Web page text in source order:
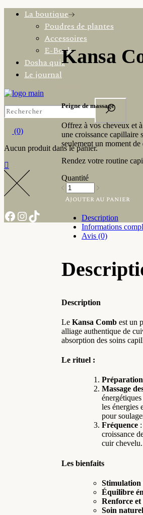
La boutique
Poudres de plantes
Accessoires
E-Book
Dosha quiz
Le journal
(0)
Aucun produit dans le panier.
Kansa
Peigne de massage
Offrez à vos cheveux et
une croissance capillaire
seulement un moment
Rendez votre routine
Quantité
Ajouter au panier
Description
Informations
Avis (0)
Description
Le Kansa Comb est un
alliage authentique de
absorption des soins
Le rituel :
Préparation
Massage
les énergies
pour
Fréquence
croissance
cuir chevelu.
Les bienfaits
Stimulation
Équilibre
Renforce
Soin naturel